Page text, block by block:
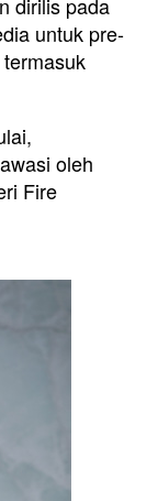
untuk pre-
oleh
Fire